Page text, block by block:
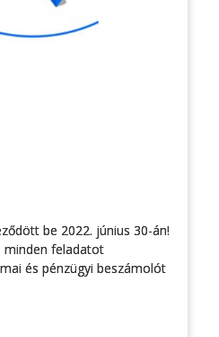
be 2022. június 30-án!
minden feladatot
és pénzügyi beszámolót